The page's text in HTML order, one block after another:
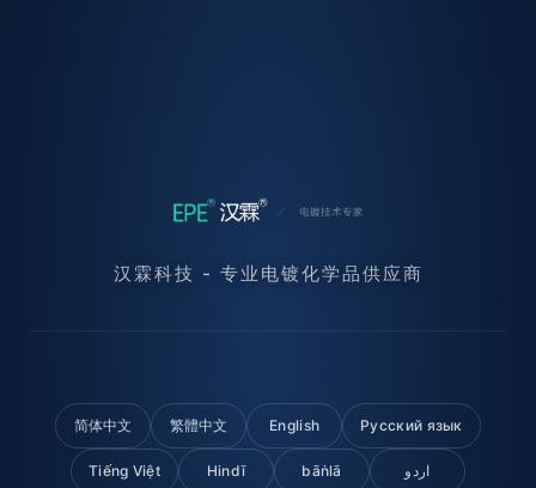
汉霖科技 - 专业电镀化学品供应商
简体中文 繁體中文 English Русский язык
Tiếng Việt Hindī bāṅlā